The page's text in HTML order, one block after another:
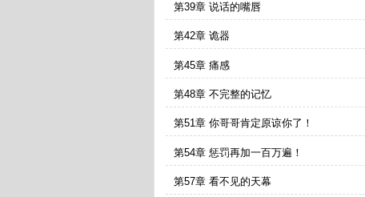
第39章 说话的嘴唇
第42章 诡器
第45章 痛感
第48章 不完整的记忆
第51章 你哥哥肯定原谅你了！
第54章 惩罚再加一百万遍！
第57章 看不见的天幕